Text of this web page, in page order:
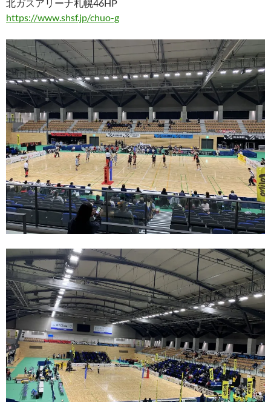
北ガスアリーナ札幌46HP
https://www.shsf.jp/chuo-g